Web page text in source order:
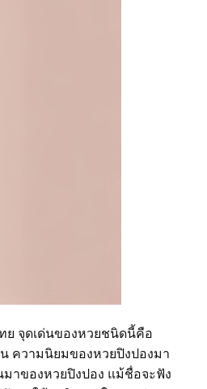
ย จุดเด่นของหวยชนิดนี้คือ
ความนิยมของหวยปิงปองมา
มาของหวยปิงปอง แม้ชื่อจะฟัง